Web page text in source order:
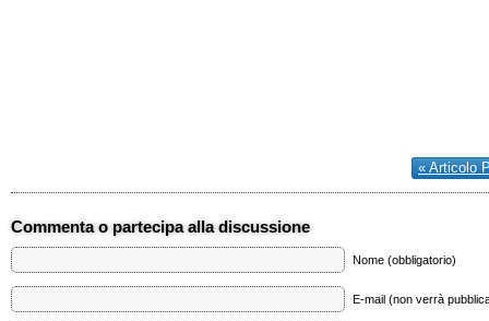
« Articolo
Commenta o partecipa alla discussione
Nome (obbligatorio)
E-mail (non verrà